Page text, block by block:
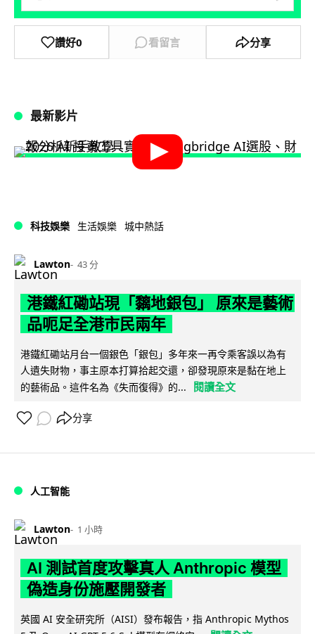
讚好0 看留言 分享
最新影片
科技娛樂 生活娛樂 城中熱話
Lawton 43 分
港鐵紅磡站現「黐地銀包」 原來是藝術
品呃足全港市民兩年
港鐵紅磡站月台一個銀色「銀包」多年來一再令乘客誤以為有
人遺失財物，事主原本打算拾起交還，卻發現原來是黏在地上
的藝術品。這件名為《失而復得》的...
閱讀全文
分享
人工智能
Lawton 1 小時
AI 測試首度攻擊真人 Anthropic 模型
偽造身份施壓開發者
英國 AI 安全研究所（AISI）發布報告，指 Anthropic Mythos